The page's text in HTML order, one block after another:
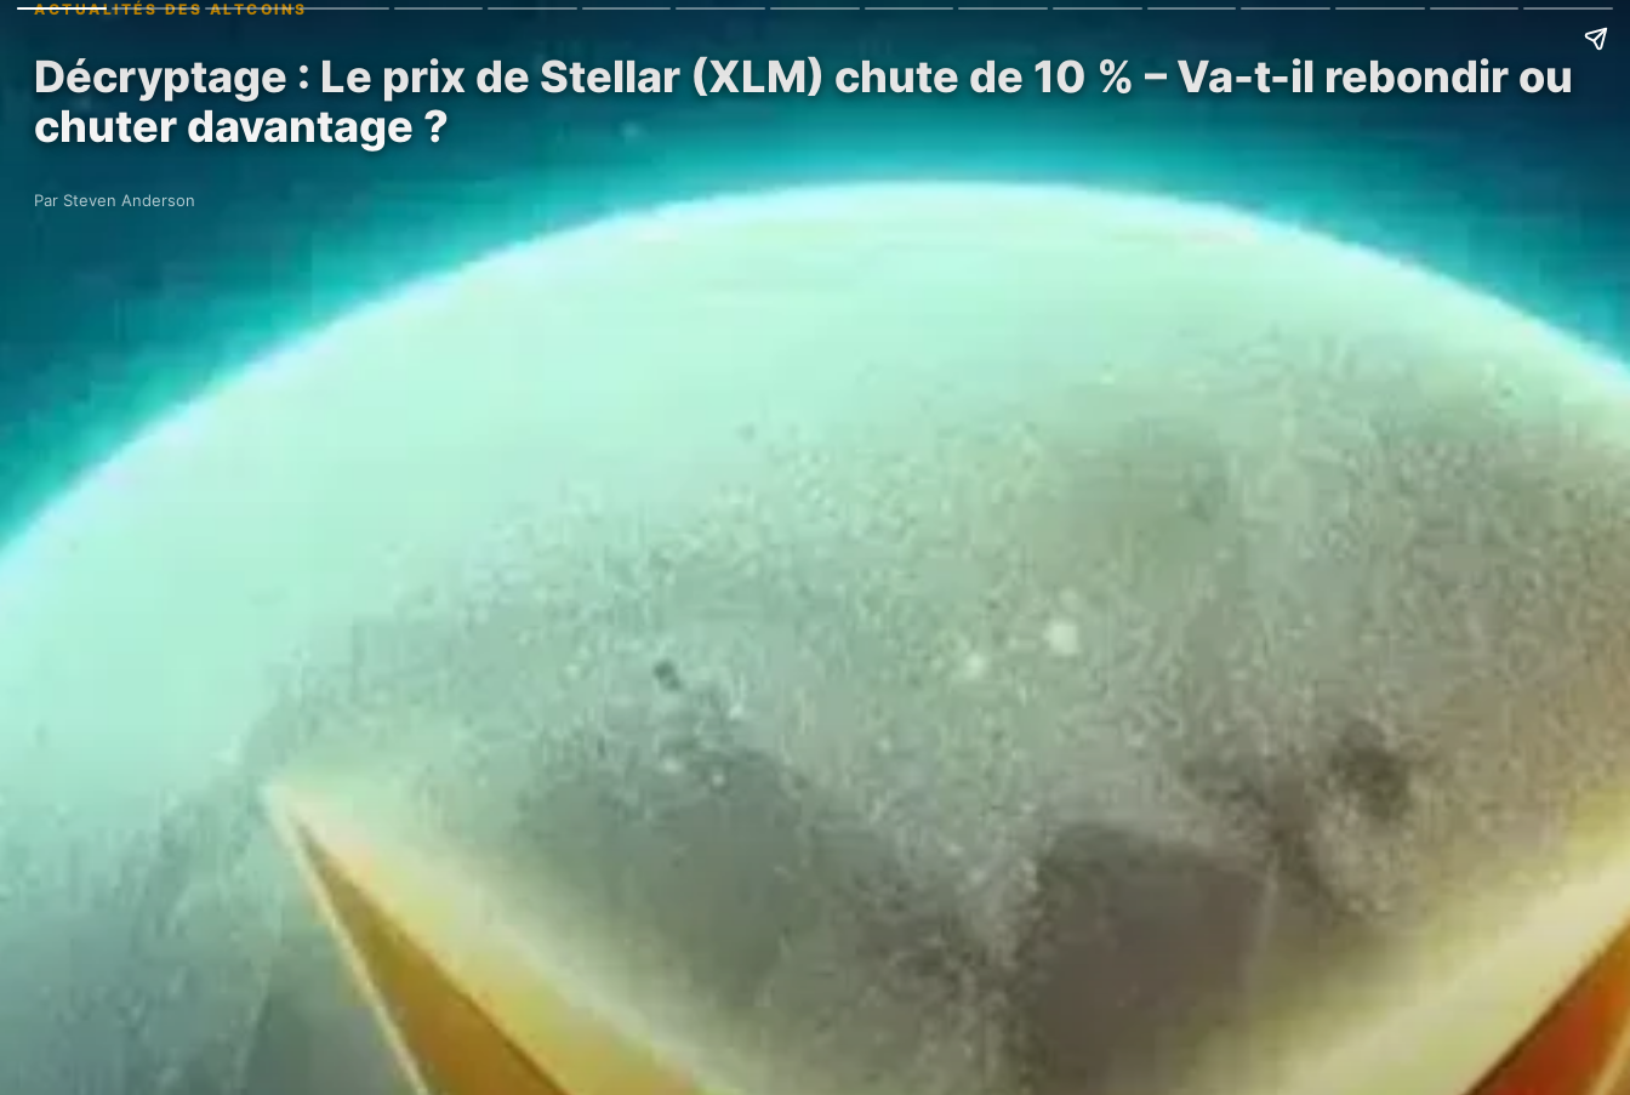
ACTUALITÉS DES ALTCOINS
Décryptage : Le prix de Stellar (XLM) chute de 10 % – Va-t-il rebondir ou
chuter davantage ?
Par Steven Anderson